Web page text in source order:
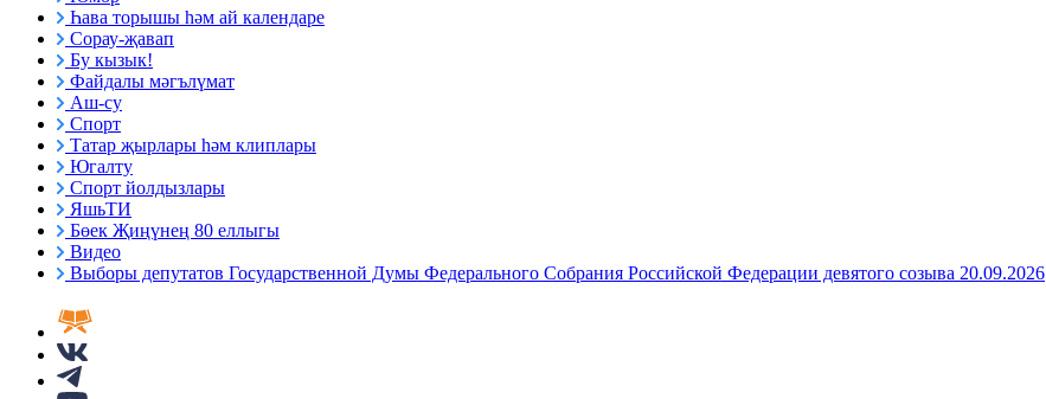
Һава торышы һәм ай календаре
Сорау-җавап
Бу кызык!
Файдалы мәгълүмат
Аш-су
Спорт
Татар җырлары һәм клиплары
Югалту
Спорт йолдызлары
ЯшьТИ
Бөек Җиңүнең 80 еллыгы
Видео
Выборы депутатов Государственной Думы Федерального Собрания Российской Федерации девятого созыва 20.09.2026